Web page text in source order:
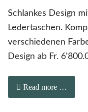
Schlankes Design
Ledertaschen.
verschiedenen
Design ab Fr.
Read more …